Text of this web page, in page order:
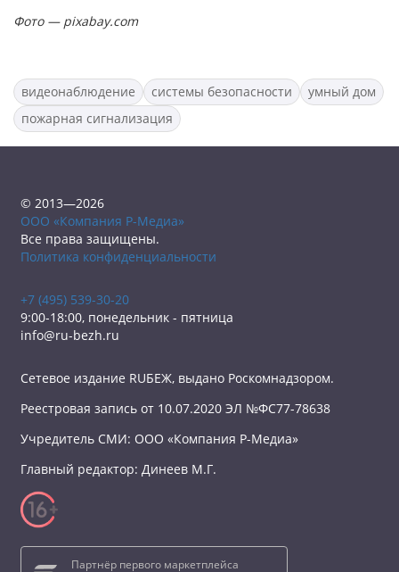
Фото — pixabay.com
видеонаблюдение системы безопасности
умный дом
пожарная сигнализация
© 2013—2026
ООО «Компания Р-Медиа»
Все права защищены.
Политика конфиденциальности
+7 (495) 539-30-20
9:00-18:00, понедельник - пятница
info@ru-bezh.ru
Сетевое издание RUБЕЖ, выдано Роскомнадзором.
Реестровая запись от 10.07.2020 ЭЛ №ФС77-78638
Учредитель СМИ: ООО «Компания Р-Медиа»
Главный редактор: Динеев М.Г.
Партнёр первого маркетплейса